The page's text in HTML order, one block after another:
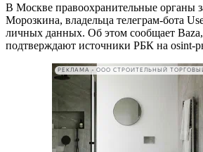
В Москве правоохранительные органы
Морозкина, владельца телеграм-бота
личных данных. Об этом сообщает
подтверждают источники РБК на osint-